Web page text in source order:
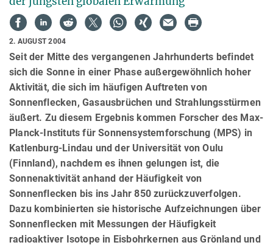
2. AUGUST 2004
Seit der Mitte des vergangenen Jahrhunderts befindet
sich die Sonne in einer Phase außergewöhnlich hoher
Aktivität, die sich im häufigen Auftreten von
Sonnenflecken, Gasausbrüchen und Strahlungsstürmen
äußert. Zu diesem Ergebnis kommen Forscher des Max-
Planck-Instituts für Sonnensystemforschung (MPS) in
Katlenburg-Lindau und der Universität von Oulu
(Finnland), nachdem es ihnen gelungen ist, die
Sonnenaktivität anhand der Häufigkeit von
Sonnenflecken bis ins Jahr 850 zurückzuverfolgen.
Dazu kombinierten sie historische Aufzeichnungen über
Sonnenflecken mit Messungen der Häufigkeit
radioaktiver Isotope in Eisbohrkernen aus Grönland und